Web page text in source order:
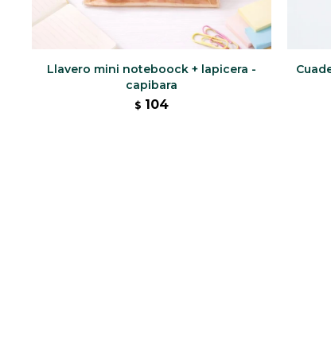
Llavero mini noteboock + lapicera -
capibara
$ 104